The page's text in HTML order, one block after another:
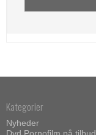
Kategorier
Nyheder